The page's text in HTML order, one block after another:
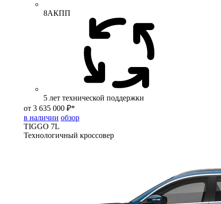
8АКПП
5 лет технической поддержки
от 3 635 000 ₽*
в наличии обзор
TIGGO 7L
Технологичный кроссовер